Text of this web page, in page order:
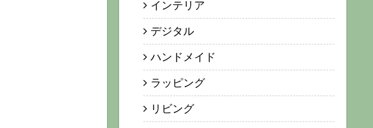
インテリア
デジタル
ハンドメイド
ラッピング
リビング